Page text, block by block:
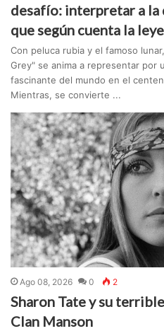
desafío: interpretar a
que según cuenta la
Con peluca rubia y el famoso
Grey" se anima a representar por
fascinante del mundo en el
Mientras, se convierte ...
Ago 08, 2026 0 2
Sharon Tate y su
Clan Manson